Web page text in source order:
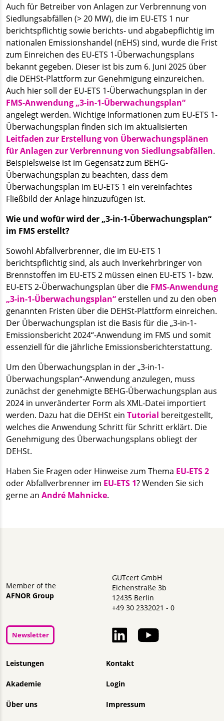
Auch für Betreiber von Anlagen zur Verbrennung von
Siedlungsabfällen (> 20 MW), die im EU-ETS 1 nur
berichtspflichtig sowie berichts- und abgabepflichtig im
nationalen Emissionshandel (nEHS) sind, wurde die Frist
zum Einreichen des EU-ETS 1-Überwachungsplans
bekannt gegeben. Dieser ist bis zum 6. Juni 2025 über
die DEHSt-Plattform zur Genehmigung einzureichen.
Auch hier soll der EU-ETS 1-Überwachungsplan in der
FMS-Anwendung „3-in-1-Überwachungsplan“
angelegt werden. Wichtige Informationen zum EU-ETS 1-
Überwachungsplan finden sich im aktualisierten
Leitfaden zur Erstellung von Überwachungsplänen
für Anlagen zur Verbrennung von Siedlungsabfällen.
Beispielsweise ist im Gegensatz zum BEHG-
Überwachungsplan zu beachten, dass dem
Überwachungsplan im EU-ETS 1 ein vereinfachtes
Fließbild der Anlage hinzuzufügen ist.
Wie und wofür wird der „3-in-1-Überwachungsplan“
im FMS erstellt?
Sowohl Abfallverbrenner, die im EU-ETS 1
berichtspflichtig sind, als auch Inverkehrbringer von
Brennstoffen im EU-ETS 2 müssen einen EU-ETS 1- bzw.
EU-ETS 2-Überwachungsplan über die FMS-Anwendung
„3-in-1-Überwachungsplan“ erstellen und zu den oben
genannten Fristen über die DEHSt-Plattform einreichen.
Der Überwachungsplan ist die Basis für die „3-in-1-
Emissionsbericht 2024“-Anwendung im FMS und somit
essenziell für die jährliche Emissionsberichterstattung.
Um den Überwachungsplan in der „3-in-1-
Überwachungsplan“-Anwendung anzulegen, muss
zunächst der genehmigte BEHG-Überwachungsplan aus
2024 in unveränderter Form als XML-Datei importiert
werden. Dazu hat die DEHSt ein Tutorial bereitgestellt,
welches die Anwendung Schritt für Schritt erklärt. Die
Genehmigung des Überwachungsplans obliegt der
DEHSt.
Haben Sie Fragen oder Hinweise zum Thema EU-ETS 2
oder Abfallverbrenner im EU-ETS 1? Wenden Sie sich
gerne an André Mahnicke.
Member of the
AFNOR Group
GUTcert GmbH
Eichenstraße 3b
12435 Berlin
+49 30 2332021 - 0
Navigation überspringen
Leistungen
Akademie
Über uns
Kontakt
Login
Impressum
Newsletter